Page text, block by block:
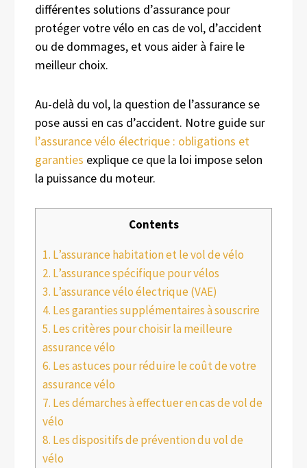
différentes solutions d’assurance pour
protéger votre vélo en cas de vol, d’accident
ou de dommages, et vous aider à faire le
meilleur choix.
Au-delà du vol, la question de l’assurance se
pose aussi en cas d’accident. Notre guide sur
l’assurance vélo électrique : obligations et
garanties explique ce que la loi impose selon
la puissance du moteur.
Contents
1. L’assurance habitation et le vol de vélo
2. L’assurance spécifique pour vélos
3. L’assurance vélo électrique (VAE)
4. Les garanties supplémentaires à souscrire
5. Les critères pour choisir la meilleure
assurance vélo
6. Les astuces pour réduire le coût de votre
assurance vélo
7. Les démarches à effectuer en cas de vol de
vélo
8. Les dispositifs de prévention du vol de
vélo